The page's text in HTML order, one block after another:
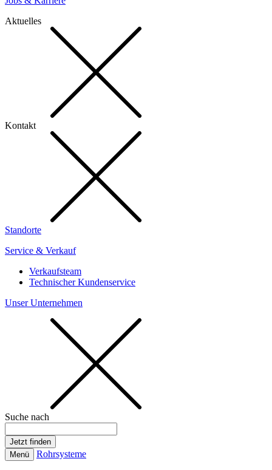
Aktuelles
Kontakt
Standorte
Service & Verkauf
Verkaufsteam
Technischer Kundenservice
Unser Unternehmen
Suche nach
Menü Rohrsysteme